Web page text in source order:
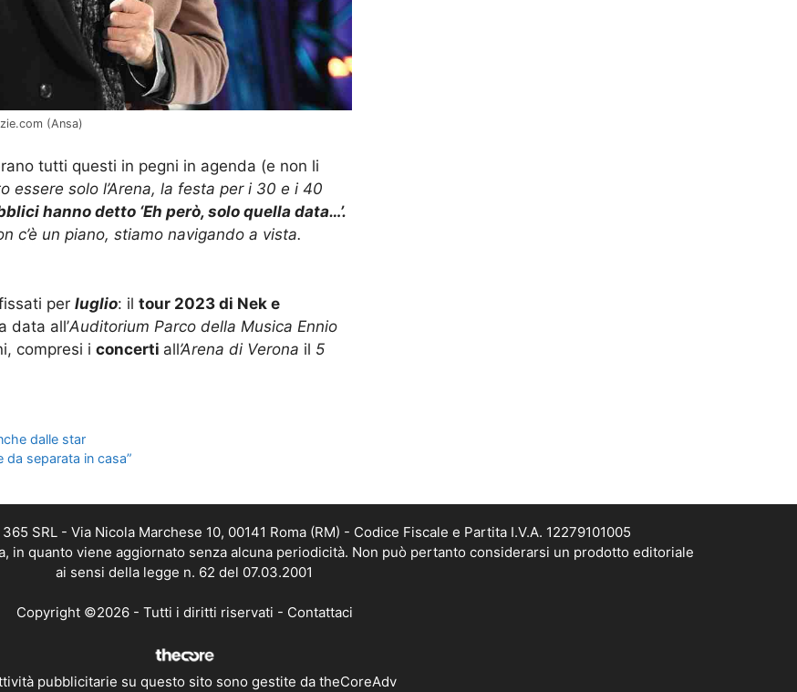
(Ansa)
tutti questi in pegni in agenda (e non li
essere solo l’Arena, la festa per i 30 e i 40
hanno detto ‘Eh però, solo quella data…’.
c’è un piano, stiamo navigando a vista.
per luglio: il tour 2023 di Nek e
data all’Auditorium Parco della Musica Ennio
compresi i concerti all’Arena di Verona il 5
dalle star
da separata in casa”
SRL - Via Nicola Marchese 10, 00141 Roma (RM) - Codice Fiscale e Partita I.V.A. 12279101005
in quanto viene aggiornato senza alcuna periodicità. Non può pertanto considerarsi un prodotto editoriale
ai sensi della legge n. 62 del 07.03.2001
Copyright ©2026 - Tutti i diritti riservati - Contattaci
pubblicitarie su questo sito sono gestite da theCoreAdv